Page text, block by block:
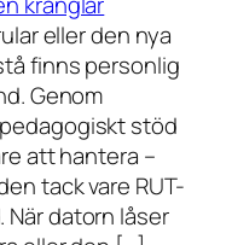
eller den nya
finns personlig
Genom
stöd
att hantera –
tack vare RUT-
När datorn låser